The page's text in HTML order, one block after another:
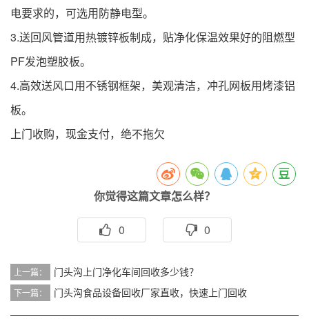
电要求的，可选用防静电型。
3.送回风管道用热镀锌板制成，贴净化保温效果好的阻燃型
PF发泡塑胶板。
4.高效送风口用不锈钢框架，美观清洁，冲孔网板用烤漆铝
板。
上门收购，现金支付，绝不拖欠
你觉得这篇文章怎么样？
0 0
上一篇： 门头沟上门净化车间回收多少钱？
下一篇： 门头沟食品设备回收厂家直收，快速上门回收